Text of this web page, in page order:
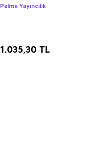
Palme Yayıncılık
1.035,30 TL